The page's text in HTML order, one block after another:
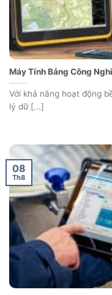
Máy Tính Bảng Công
Với khả năng hoạt động
lý dữ [...]
08
Th8